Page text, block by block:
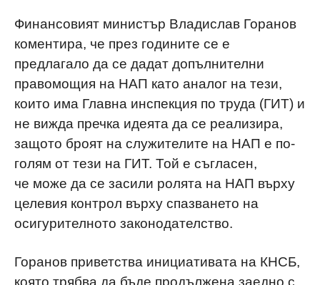
Финансовият министър Владислав Горанов
коментира, че през годините се е
предлагало да се дадат допълнителни
правомощия на НАП като аналог на тези,
които има Главна инспекция по труда (ГИТ) и
не вижда пречка идеята да се реализира,
защото броят на служителите на НАП е по-
голям от тези на ГИТ. Той е съгласен,
че може да се засили ролята на НАП върху
целевия контрол върху спазването на
осигурителното законодателство.
Горанов приветства инициативата на КНСБ,
която трябва да бъде продължена заедно с